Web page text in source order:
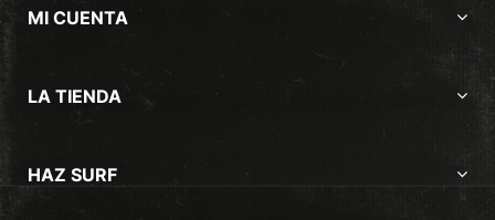
MI CUENTA
LA TIENDA
HAZ SURF